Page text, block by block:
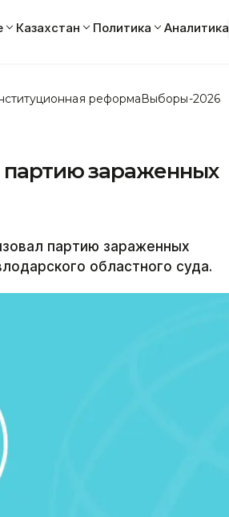
Казахстан Политика Аналитика
реформаВыборы-2026
зараженных
партию зараженных
областного суда.